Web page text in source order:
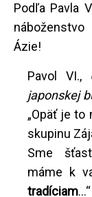
Podľa Pavla
Ázie!
Pavol VI.,
japonskej
„Opäť je to
skupinu
Sme
máme k
tradíciam...“